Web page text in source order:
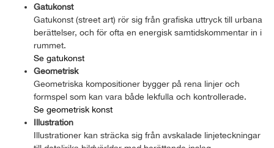
Gatukonst
Gatukonst (street art) rör sig från grafiska uttryck till urbana
berättelser, och för ofta en energisk samtidskommentar in i
rummet.
Se gatukonst
Geometrisk
Geometriska kompositioner bygger på rena linjer och
formspel som kan vara både lekfulla och kontrollerade.
Se geometrisk konst
Illustration
Illustrationer kan sträcka sig från avskalade linjeteckningar